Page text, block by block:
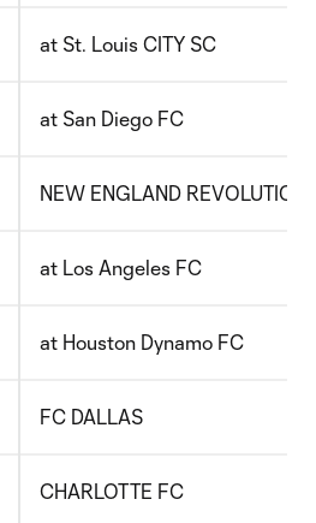
at St. Louis CITY SC
at San Diego FC
NEW ENGLAND REVOLUTION
at Los Angeles FC
at Houston Dynamo FC
FC DALLAS
CHARLOTTE FC